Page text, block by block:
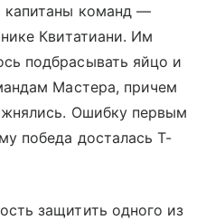
капитаны команд —
Квитатиани. Им
подбрасывать яйцо и
Мастера, причем
Ошибку первым
победа досталась T-
защитить одного из